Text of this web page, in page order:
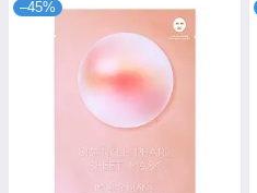
–45%